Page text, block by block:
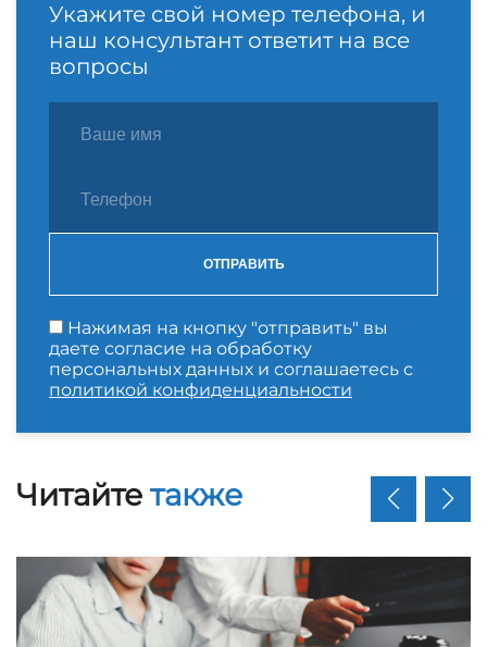
Укажите свой номер телефона, и
наш консультант ответит на все
вопросы
ОТПРАВИТЬ
Нажимая на кнопку "отправить" вы
даете согласие на обработку
персональных данных и соглашаетесь с
политикой конфиденциальности
Читайте также